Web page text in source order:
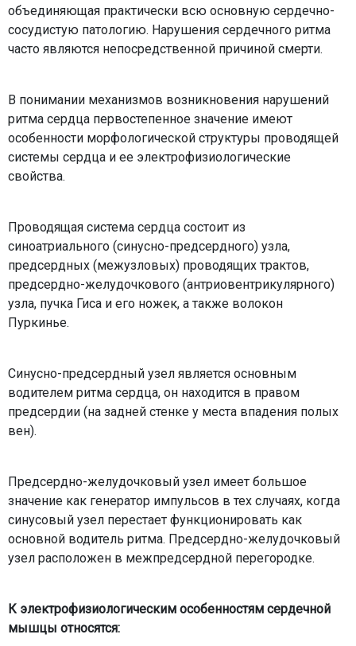
объединяющая практически всю основную сердечно-
сосудистую патологию. Нарушения сердечного ритма
часто являются непосредственной причиной смерти.
В понимании механизмов возникновения нарушений
ритма сердца первостепенное значение имеют
особенности морфологической структуры проводящей
системы сердца и ее электрофизиологические
свойства.
Проводящая система сердца состоит из
синоатриального (синусно-предсердного) узла,
предсердных (межузловых) проводящих трактов,
предсердно-желудочкового (антриовентрикулярного)
узла, пучка Гиса и его ножек, а также волокон
Пуркинье.
Синусно-предсердный узел является основным
водителем ритма сердца, он находится в правом
предсердии (на задней стенке у места впадения полых
вен).
Предсердно-желудочковый узел имеет большое
значение как генератор импульсов в тех случаях, когда
синусовый узел перестает функционировать как
основной водитель ритма. Предсердно-желудочковый
узел расположен в межпредсердной перегородке.
К электрофизиологическим особенностям сердечной
мышцы относятся: